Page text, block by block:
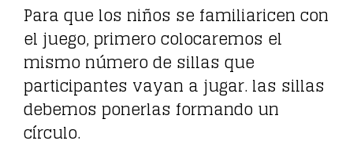
Para que los niños se familiaricen con
el juego, primero colocaremos el
mismo número de sillas que
participantes vayan a jugar. las sillas
debemos ponerlas formando un
círculo.